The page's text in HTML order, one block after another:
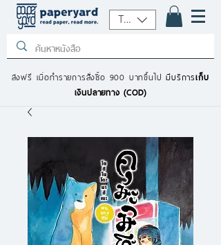
THB (฿)
ส่งฟรี เมื่อทำรายการสั่งซื้อ 900 บาทขึ้นไปมีบริการเก็บ
เงินปลายทาง (COD)